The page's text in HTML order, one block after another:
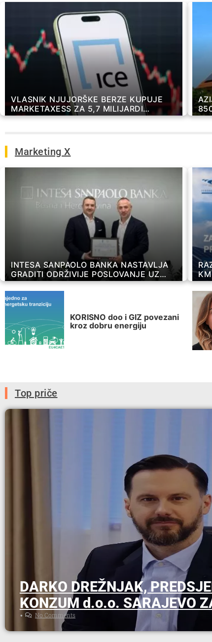
VLASNIK NJUJORŠKE BERZE KUPUJE
MARKETAXESS ZA 5,7 MILIJARDI
DOLARA
Marketing X
INTESA SANPAOLO BANKA NASTAVLJA
GRADITI ODRŽIVIJE POSLOVANJE UZ
SMANJENJE CO₂ OTISKA
KORISNO doo i GIZ povezani
kroz dobru energiju
Top priče
DARKO DREŽNJAK,
KONZUM d.o.o. SARAJEVO
• No Comments